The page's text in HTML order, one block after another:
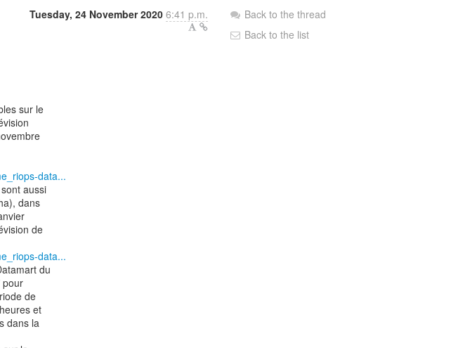
Tuesday, 24 November 2020 6:41 p.m.
sur le
data...
aussi
dans
de
data...
du
pour
de
et
dans la
Back to the thread
Back to the list